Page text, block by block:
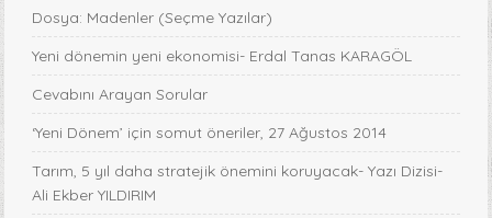
Dosya: Madenler (Seçme Yazılar)
Yeni dönemin yeni ekonomisi- Erdal Tanas KARAGÖL
Cevabını Arayan Sorular
‘Yeni Dönem’ için somut öneriler, 27 Ağustos 2014
Tarım, 5 yıl daha stratejik önemini koruyacak- Yazı Dizisi-
Ali Ekber YILDIRIM